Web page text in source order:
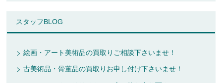
スタッフBLOG
絵画・アート美術品の買取りご相談下さいませ！
古美術品・骨董品の買取りお申し付け下さいませ！